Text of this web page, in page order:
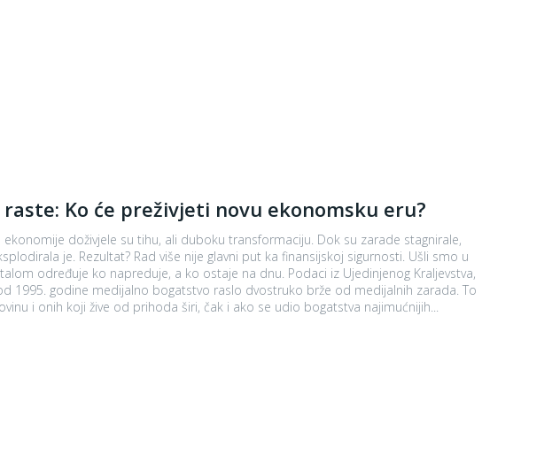
Ko će preživjeti novu ekonomsku eru?
doživjele su tihu, ali duboku transformaciju. Dok su zarade stagnirale,
je. Rezultat? Rad više nije glavni put ka finansijskoj sigurnosti. Ušli smo u
napreduje, a ko ostaje na dnu. Podaci iz Ujedinjenog Kraljevstva,
1995. godine medijalno bogatstvo raslo dvostruko brže od medijalnih zarada. To
i onih koji žive od prihoda širi, čak i ako se udio bogatstva najimućnijih...